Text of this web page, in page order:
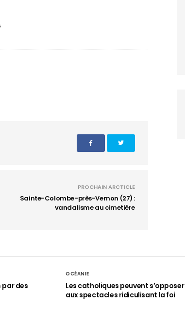
PROCHAIN ARCTICLE
Sainte-Colombe-près-Vernon (27) :
vandalisme au cimetière
par des
OCÉANIE
Les catholiques peuvent s’opposer
aux spectacles ridiculisant la foi